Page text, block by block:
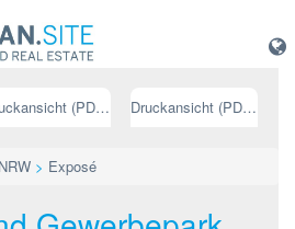
Druckansicht (PDF) // deutsch Druckansicht (PDF) // englisch
> Exposé